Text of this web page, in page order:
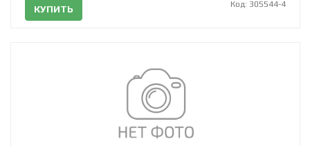
КУПИТЬ Код: 305544-4